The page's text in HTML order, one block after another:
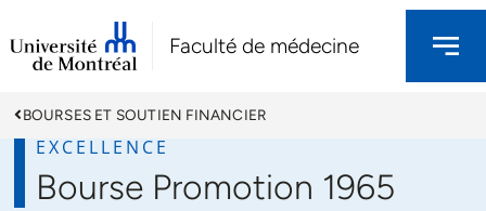
Faculté de médecine
BOURSES ET SOUTIEN FINANCIER
EXCELLENCE
Bourse Promotion 1965